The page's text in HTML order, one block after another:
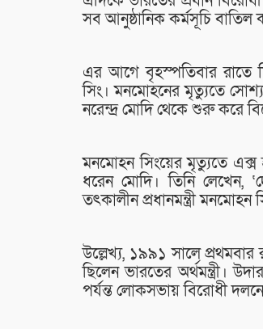
সব আনুষ্ঠানিক কর্মসূচি
এর আগে বৃহস্পতিবার রাতে
সিং। মনমোহনের মৃত্যুতে
নরেন্দ্র মোদি থেকে শুরু করে
মনমোহন সিংয়ের মৃত্যুতে এক্স
ধরেন মোদি। তিনি লেখেন,
তৎকালীন প্রধানমন্ত্রী মনমোহন
উল্লেখ্য, ১৯৯১ সালে
ছিলেন ভারতের অর্থমন্ত্রী।
পর্যন্ত লোকসভায় বিরোধী